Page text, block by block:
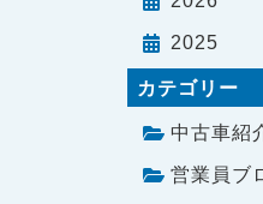
2025
カテゴリー
中古車紹
営業員ブ